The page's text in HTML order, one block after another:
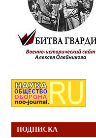
ПОДПИСКА